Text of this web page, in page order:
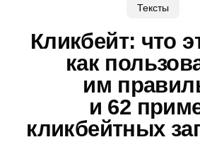
Тексты
Кликбейт: что
как
им
и 62
кликбейтных